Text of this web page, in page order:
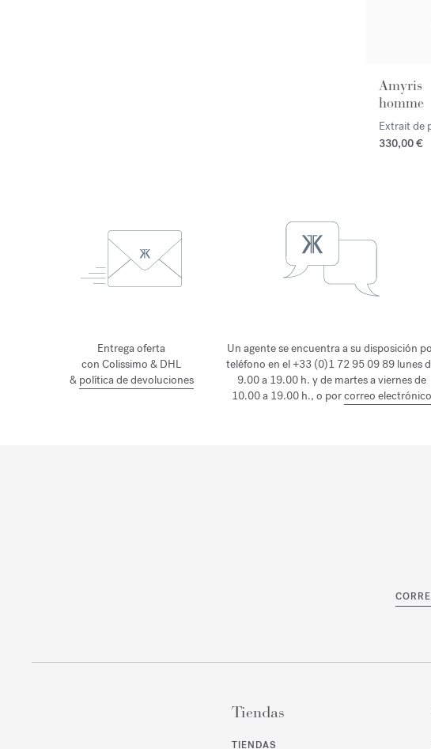
Amyris
homme
Extrait de
330,00 €
Entrega oferta
con Colissimo & DHL
& política de devoluciones
Un agente se encuentra a su disposición
teléfono en el +33 (0)1 72 95 09 89 lunes
9.00 a 19.00 h. y de martes a viernes de
10.00 a 19.00 h., o porcorreo electrónico
Tiendas
TIENDAS